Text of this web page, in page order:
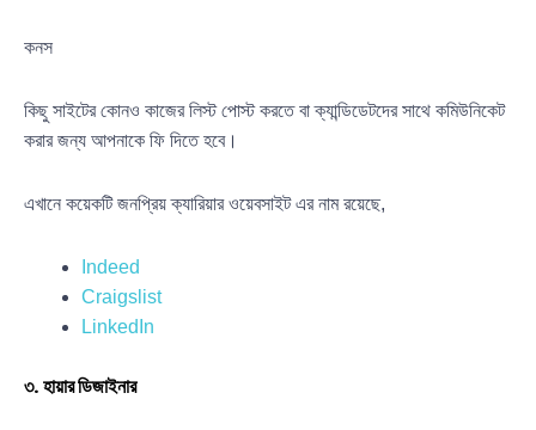
কনস
কিছু সাইটের কোনও কাজের লিস্ট পোস্ট করতে বা ক্যান্ডিডেটদের সাথে কমিউনিকেট
করার জন্য আপনাকে ফি দিতে হবে।
এখানে কয়েকটি জনপ্রিয় ক্যারিয়ার ওয়েবসাইট এর নাম রয়েছে,
Indeed
Craigslist
LinkedIn
৩. হায়ার ডিজাইনার